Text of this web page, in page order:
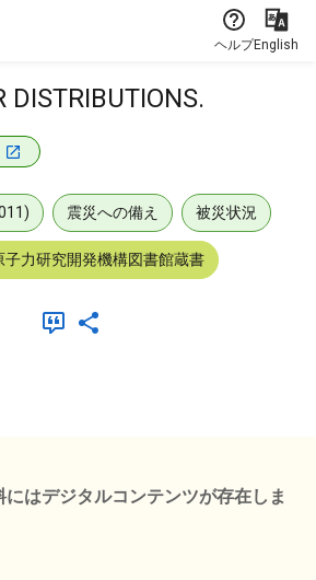
ヘルプEnglish
DISTRIBUTIONS.
震災への備え 被災状況
子力研究開発機構図書館蔵書
にはデジタルコンテンツが存在しま